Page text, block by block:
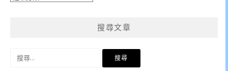
搜尋文章